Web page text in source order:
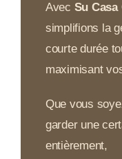
Avec Su
simplifions la
courte durée
maximisant
Que vous
garder une
entièrement,